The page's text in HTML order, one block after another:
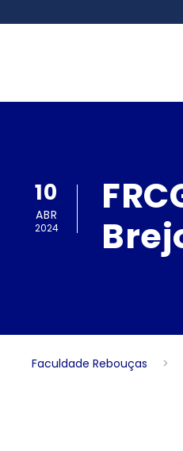
10
ABR
2024
Faculdade Rebouças >